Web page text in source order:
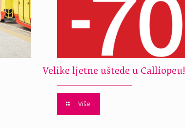
Velike ljetne uštede u Calliopeu!
Više